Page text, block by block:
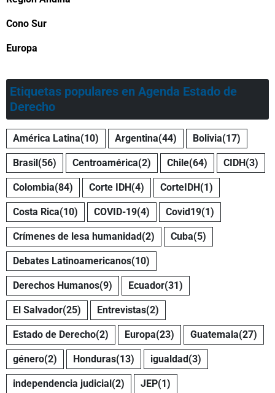
Cono Sur
Europa
Etiquetas populares en Agenda Estado de
Derecho
América Latina(10) Argentina(44) Bolivia(17)
Brasil (56) Centroamérica(2) Chile(64) CIDH (3)
Colombia(84) Corte IDH (4) CorteIDH (1)
Costa Rica(10) COVID-19(4) Covid19(1)
Crímenes de lesa humanidad (2) Cuba(5)
Debates Latinoamericanos(10)
Derechos Humanos(9) Ecuador(31)
El Salvador(25) Entrevistas(2)
Estado de Derecho(2) Europa(23) Guatemala(27)
género(2) Honduras(13) igualdad (3)
independencia judicial (2) JEP(1)